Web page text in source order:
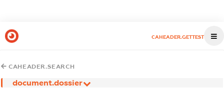
CAHEADER.GETTEST
CAHEADER.SEARCH
document.dossier